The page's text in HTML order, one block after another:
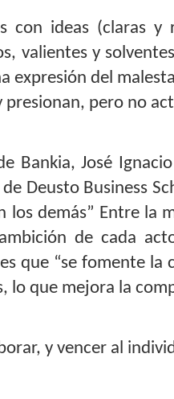
con ideas (claras y
valientes y
expresión del
presionan, pero no
Bankia, José
Deusto Business
los demás” Entre la
de cada
que “se fomente la
lo que mejora la
y vencer al